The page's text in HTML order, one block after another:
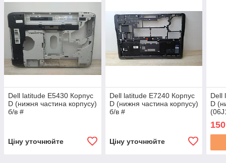
Dell latitude E5430 Корпус
D (нижня частина корпусу)
б/в #
Ціну уточнюйте
Dell latitude E7240 Корпус
D (нижня частина корпусу)
б/в #
Ціну уточнюйте
Dell
D
150